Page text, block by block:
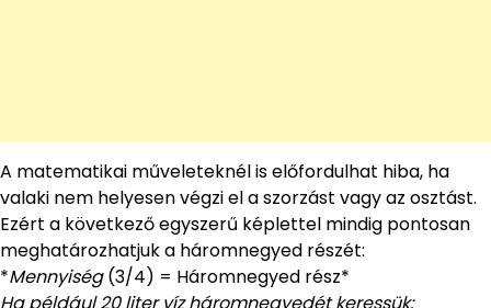
A matematikai műveleteknél is előfordulhat hiba, ha
valaki nem helyesen végzi el a szorzást vagy az osztást.
Ezért a következő egyszerű képlettel mindig pontosan
meghatározhatjuk a háromnegyed részét:
*Mennyiség(3/4) = Háromnegyed rész*
Ha például 20 liter víz háromnegyedét keressük: